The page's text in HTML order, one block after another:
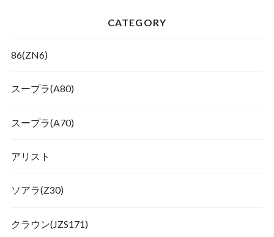
CATEGORY
86(ZN6)
スープラ(A80)
スープラ(A70)
アリスト
ソアラ(Z30)
クラウン(JZS171)